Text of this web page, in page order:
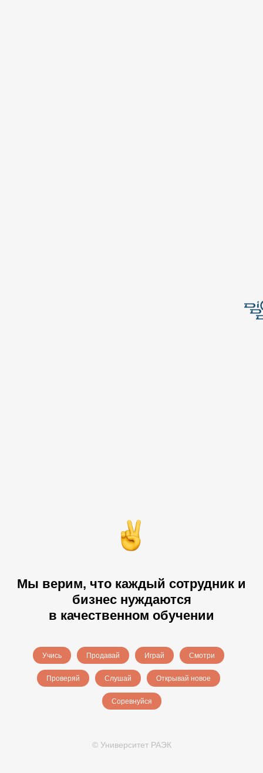
Мы верим, что каждый сотрудник и
бизнес нуждаются
в качественном обучении
Учись Продавай Играй Смотри
Проверяй Слушай Открывай новое
Соревнуйся
© Университет РАЭК